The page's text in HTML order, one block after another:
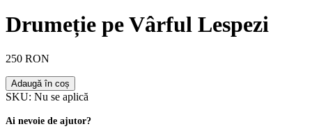
Drumeție pe Vârful Lespezi
250 RON
Adaugă în coș
SKU: Nu se aplică
Ai nevoie de ajutor?